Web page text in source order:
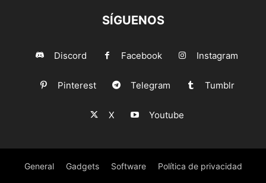
SÍGUENOS
Discord Facebook Instagram
Pinterest Telegram Tumblr
X Youtube
General Gadgets Software Política de privacidad